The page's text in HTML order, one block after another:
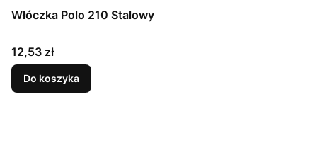
Włóczka Polo 210 Stalowy
Cena
12,53 zł
Do koszyka